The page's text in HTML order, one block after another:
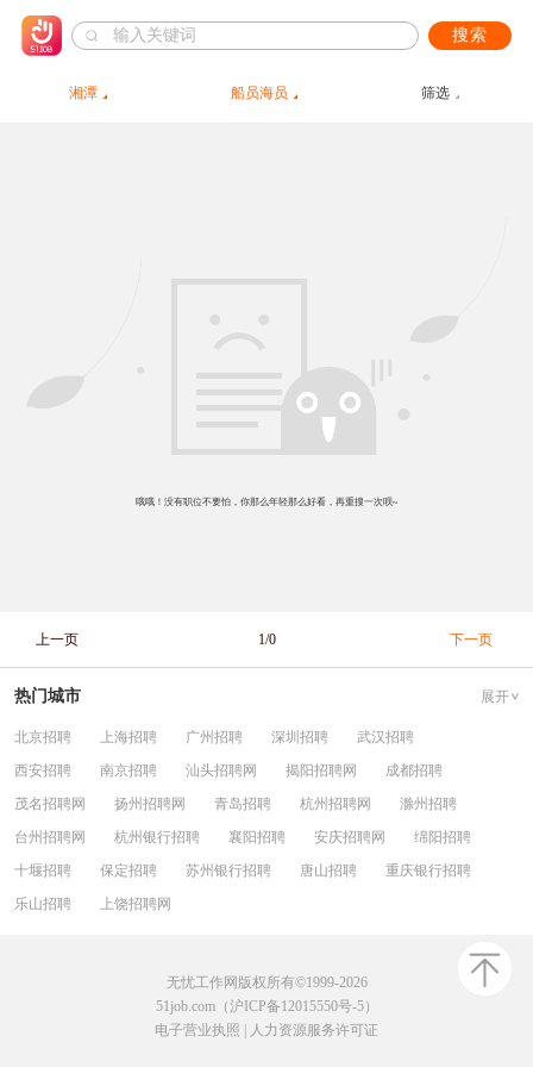
搜索
湘潭 船员海员 筛选
哦哦！没有职位不要怕，你那么年轻那么好看，再重搜一次呗~
上一页 1/0 下一页
热门城市 展开
北京招聘 上海招聘 广州招聘 深圳招聘
武汉招聘
西安招聘
南京招聘 汕头招聘网 揭阳招聘网
成都招聘
茂名招聘网
扬州招聘网 青岛招聘 杭州招聘网
滁州招聘
台州招聘网
杭州银行招聘 襄阳招聘 安庆招聘网
绵阳招聘
十堰招聘
保定招聘 苏州银行招聘 唐山招聘
重庆银行招聘
乐山招聘
上饶招聘网
无忧工作网版权所有©1999-2026
51job.com（沪ICP备12015550号-5）
电子营业执照
人力资源服务许可证